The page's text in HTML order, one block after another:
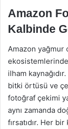
Amazon
Kalbinde
Amazon yağmur
ilham
bitki örtüsü ve
fotoğraf çekimi
aynı zamanda
fırsatıdır. Her